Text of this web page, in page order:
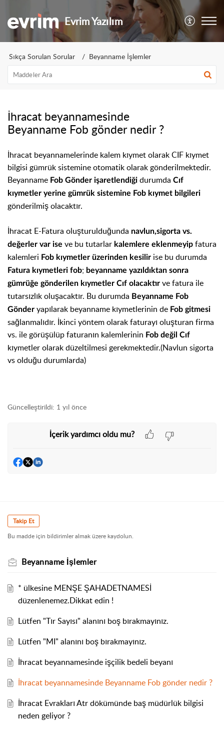
Evrim Yazılım
Sıkça Sorulan Sorular Beyanname İşlemler
İhracat beyannamesinde
Beyanname Fob gönder nedir ?
İhracat beyannamelerinde kalem kıymet olarak CIF kıymet
bilgisi gümrük sistemine otomatik olarak gönderilmektedir.
Beyanname Fob Gönder işaretlendiği durumda Cıf
kıymetler yerine gümrük sistemine Fob kıymet bilgileri
gönderilmiş olacaktır.
İhracat E-Fatura oluşturulduğunda navlun,sigorta vs.
değerler var ise ve bu tutarlar kalemlere eklenmeyip fatura
kalemleri Fob kıymetler üzerinden kesilir ise bu durumda
Fatura kıymetleri fob; beyanname yazıldıktan sonra
gümrüğe gönderilen kıymetler Cıf olacaktır ve fatura ile
tutarsızlık oluşacaktır. Bu durumda Beyanname Fob
Gönder yapılarak beyanname kıymetlerinin de Fob gitmesi
sağlanmalıdır. İkinci yöntem olarak faturayı oluşturan firma
vs. ile görüşülüp faturanın kalemlerinin Fob değil Cıf
kıymetler olarak düzeltilmesi gerekmektedir.(Navlun sigorta
vs olduğu durumlarda)
Güncelleştirildi: 1 yıl önce
İçerik yardımcı oldu mu?
Takip Et
Bu madde için bildirimler almak üzere kaydolun.
Beyanname İşlemler
* ülkesine MENŞE ŞAHADETNAMESİ
düzenlenemez.Dikkat edin !
Lütfen "Tır Sayısı" alanını boş bırakmayınız.
Lütfen "MI" alanını boş bırakmayınız.
İhracat beyannamesinde işçilik bedeli beyanı
İhracat beyannamesinde Beyanname Fob gönder nedir ?
İhracat Evrakları Atr dökümünde baş müdürlük bilgisi
neden geliyor ?